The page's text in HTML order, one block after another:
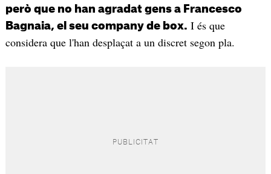
però que no han agradat gens a Francesco
Bagnaia, el seu company de box. I és que
considera que l'han desplaçat a un discret segon pla.